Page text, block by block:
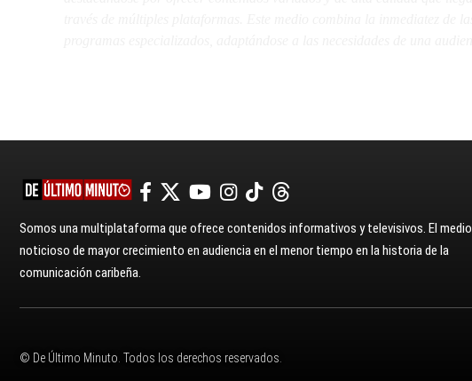
Somos una multiplataforma que ofrece contenidos informativos y televisivos. El medio
noticioso de mayor crecimiento en audiencia en el menor tiempo en la historia de la
comunicación caribeña.
© De Último Minuto. Todos los derechos reservados.